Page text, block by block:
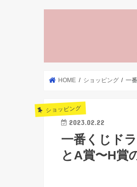
HOME ショッピング 一
ショッピング
2023.02.22
一番くじド
とA賞〜H賞